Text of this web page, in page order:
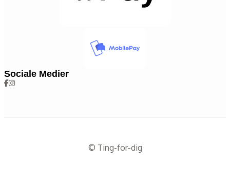
Sociale Medier
© Ting-for-dig